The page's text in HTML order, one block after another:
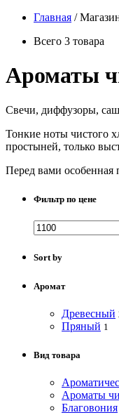
Главная /
Всего 3 товара
Ароматы
Свечи, диффузоры,
Тонкие ноты чистого
простыней, только
Перед вами особенная
Фильтр по цене
Sort by
Аромат
Древесный
Пряный 1
Вид товара
Ароматы
Благовония